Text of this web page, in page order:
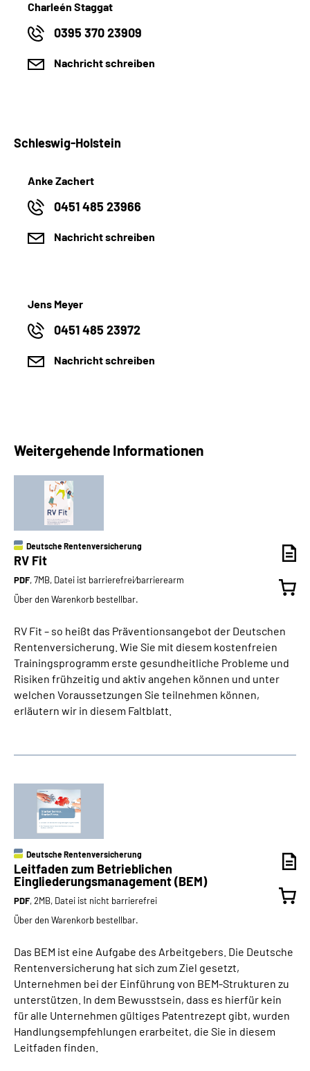
Charleén Staggat
0395 370 23909
Nachricht schreiben
Schleswig-Holstein
Anke Zachert
0451 485 23966
Nachricht schreiben
Jens Meyer
0451 485 23972
Nachricht schreiben
Weitergehende Informationen
Deutsche Rentenversicherung
RV Fit
PDF, 7MB, Datei ist barrierefrei⁄barrierearm
Über den Warenkorb bestellbar.
RV Fit – so heißt das Präventionsangebot der Deutschen
Rentenversicherung. Wie Sie mit diesem kostenfreien
Trainingsprogramm erste gesundheitliche Probleme und
Risiken frühzeitig und aktiv angehen können und unter
welchen Voraussetzungen Sie teilnehmen können,
erläutern wir in diesem Faltblatt.
Deutsche Rentenversicherung
Leitfaden zum Betrieblichen
Eingliederungsmanagement (BEM)
PDF, 2MB, Datei ist nicht barrierefrei
Über den Warenkorb bestellbar.
Das BEM ist eine Aufgabe des Arbeitgebers. Die Deutsche
Rentenversicherung hat sich zum Ziel gesetzt,
Unternehmen bei der Einführung von BEM-Strukturen zu
unterstützen. In dem Bewusstsein, dass es hierfür kein
für alle Unternehmen gültiges Patentrezept gibt, wurden
Handlungsempfehlungen erarbeitet, die Sie in diesem
Leitfaden finden.